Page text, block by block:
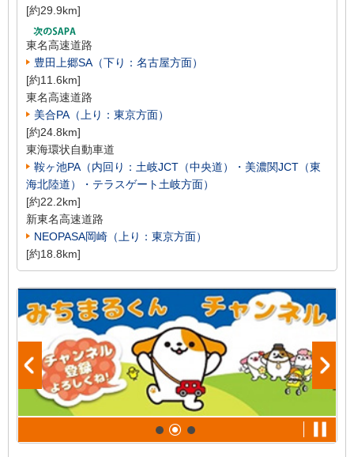
[約29.9km]
東名高速道路
豊田上郷SA（下り：名古屋方面）
[約11.6km]
東名高速道路
美合PA（上り：東京方面）
[約24.8km]
東海環状自動車道
鞍ヶ池PA（内回り：土岐JCT（中央道）・美濃関JCT（東
海北陸道）・テラスゲート土岐方面）
[約22.2km]
新東名高速道路
NEOPASA岡崎（上り：東京方面）
[約18.8km]